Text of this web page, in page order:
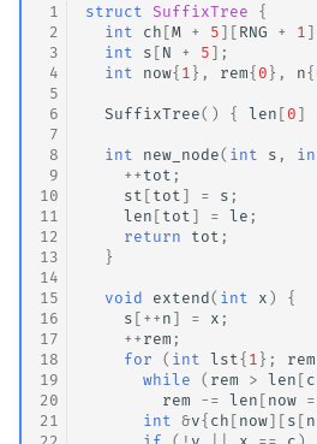
1
2
3
4
5
6
7
8
9
10
11
12
13
14
15
16
17
18
19
20
21
struct SuffixTree
{
int
ch [M + 5 ][ RNG + 1
int
s [ N + 5 ];
int
now{ 1 }, rem{ 0 }, n{
SuffixTree() { len [ 0 ]
int new_node( int s ,
++ tot ;
st [ tot ] = s ;
len [ tot ] = le ;
return
tot ;
}
void extend( int x )
{
s [ ++ n ] = x ;
++ rem ;
for
( int lst { 1 }; rem
while
( rem > len [
rem
-= len [ now =
int
&v{ ch [ now][ s [ n